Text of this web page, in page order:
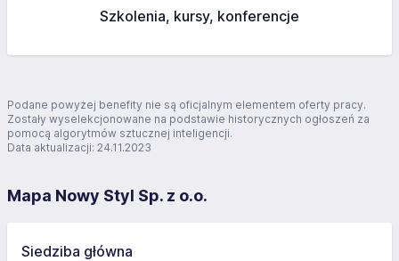
Szkolenia, kursy, konferencje
Podane powyżej benefity nie są oficjalnym elementem oferty pracy.
Zostały wyselekcjonowane na podstawie historycznych ogłoszeń za
pomocą algorytmów sztucznej inteligencji.
Data aktualizacji: 24.11.2023
Mapa Nowy Styl Sp. z o.o.
Siedziba główna